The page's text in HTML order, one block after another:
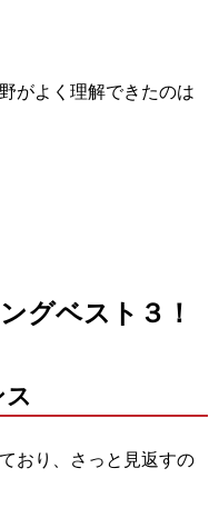
がよく理解できたのは
グベスト３！
おり、さっと見返すの